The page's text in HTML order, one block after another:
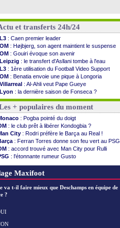
et transferts 24h/24
L3 : Caen premier leader
OM : Højbjerg, son agent maintient le suspense
OM : Gouiri évoque son avenir
Leipzig : le transfert d'Asllani tombe à l'eau
L3 : 1ère utilisation du Football Video Support
OM : Benatia envoie une pique à Longoria
Villarreal : Al-Ahli veut Pape Gueye
Lyon : la dernière saison de Fonseca ?
OM: un nouveau prétendant pour Højbjerg
Brest: un gardien norvégien en approche ?
OM: McCourt a versé 120 M€ en 2026
PSG: 4 retours dans le groupe face à Man Utd ...
Nice: Kevin Carlos va partir en Italie
L1: prison avec sursis requis contre un arbitre
Leganés: c'est signé pour Luca Zidane (off.)
Atletico: Ruggeri en route pour Aston Villa
Monaco: Filipe Luis soutient Biereth
PSG : Nsoki va signer en Croatie
Real: Mastantuono prêté à la Fiorentina (off.)
Man City
Palace
+ populaires du moment
: Pogba pointé du doigt
: le club prêt à libérer Kondogbia ?
City : Rodri préfère le Barça au Real !
: Ferran Torres donne son feu vert au PSG
: accord trouvé avec Man City pour Rulli
: l'étonnante rumeur Gusto
: Owori battu à mort à Kampala
Maxifoot
va t-il faire mieux que Deschamps en équipe de
?